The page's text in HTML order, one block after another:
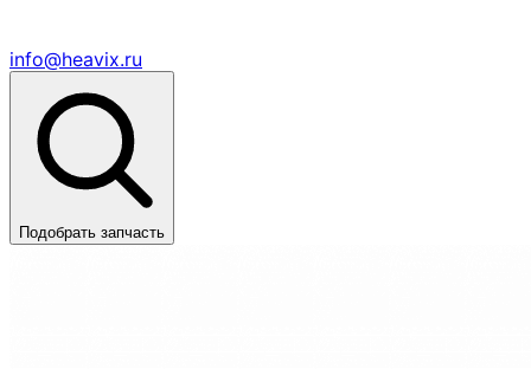
info@heavix.ru
Подобрать запчасть